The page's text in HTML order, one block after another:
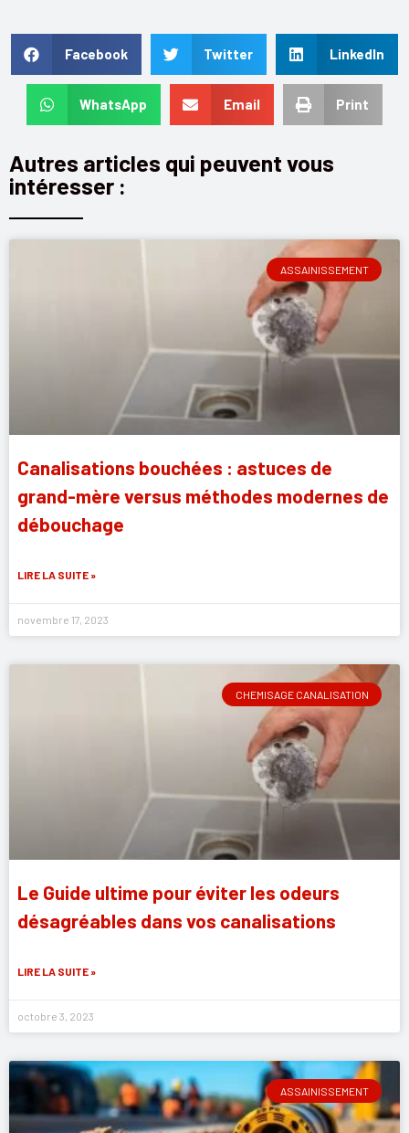
Facebook Twitter LinkedIn
WhatsApp Email Print
Autres articles qui peuvent vous
intéresser :
ASSAINISSEMENT
Canalisations bouchées : astuces de
grand-mère versus méthodes modernes de
débouchage
LIRE LA SUITE »
novembre 17, 2023
CHEMISAGE CANALISATION
Le Guide ultime pour éviter les odeurs
désagréables dans vos canalisations
LIRE LA SUITE »
octobre 3, 2023
ASSAINISSEMENT